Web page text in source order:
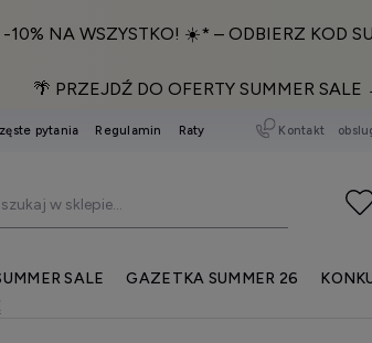
10% NA WSZYSTKO! ☀️* – ODBIERZ KOD
🌴 PRZEJDŹ DO OFERTY SUMMER
pytania Regulamin Raty Kontakt
SALE GAZETKA SUMMER 26